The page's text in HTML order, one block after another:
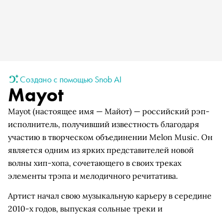
Создано с помощью Snob AI
Mayot
Mayot (настоящее имя — Майот) — российский рэп-
исполнитель, получивший известность благодаря
участию в творческом объединении Melon Music. Он
является одним из ярких представителей новой
волны хип-хопа, сочетающего в своих треках
элементы трэпа и мелодичного речитатива.
Артист начал свою музыкальную карьеру в середине
2010-х годов, выпуская сольные треки и